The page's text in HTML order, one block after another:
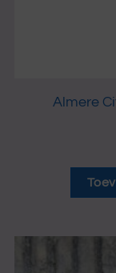
Almere